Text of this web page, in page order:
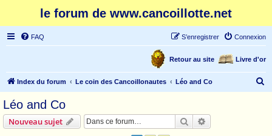
le forum de www.cancoillotte.net
FAQ Connexion
S’enregistrer
Livre d'or
Retour au site
Index du forum Le coin des Cancoillonautes Léo and Co
Léo and Co
Nouveau sujet Rechercher